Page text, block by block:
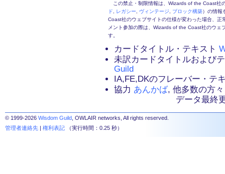
この禁止・制限情報は、Wizards of the Coast社
ド
レガシー ヴィンテージ ブロック構築）の情報
Coast社のウェブサイトの仕様が変わった場合、
メント参加の際は、Wizards of the Coast社のウェ
す。
カードタイトル・テキスト
未訳カードタイトルおよび
Guild
IA,FE,DKのフレーバー・テ
協力 あんかば, 他多数の方々
データ最終
© 1999-2026 Wisdom Guild , OWLAIR networks, All rights reserved.
管理者連絡先 | 権利表記 （実行時間：0.25 秒）